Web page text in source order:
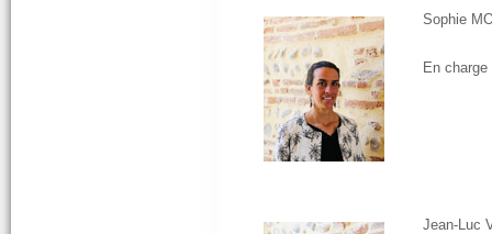
Sophie
En
Jean-Luc